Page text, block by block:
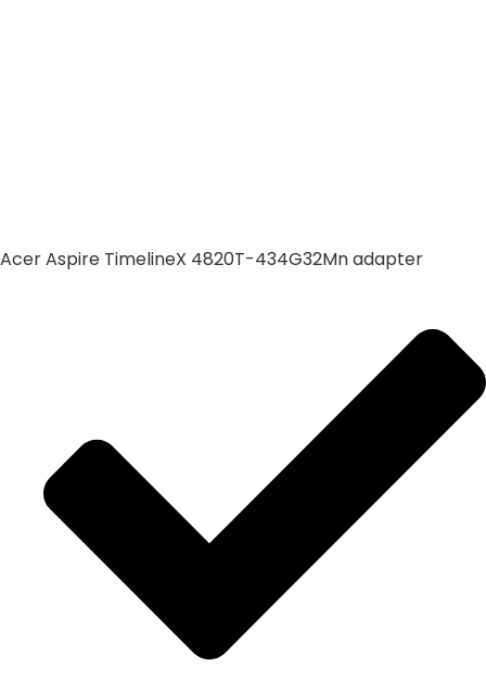
Acer Aspire TimelineX 4820T-434G32Mn adapter